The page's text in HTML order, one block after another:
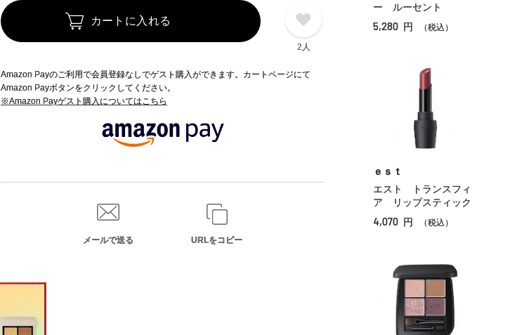
カートに入れる
2人
Amazon Payのご利用で会員登録なしでゲスト購入ができます。カートページにて
Amazon Payボタンをクリックしてください。
※Amazon Payゲスト購入についてはこちら
メールで送る URLをコピー
ー ルーセント
5,280 円 （税込）
ｅｓｔ
エスト トランスフィ
ア リップスティック
4,070 円 （税込）